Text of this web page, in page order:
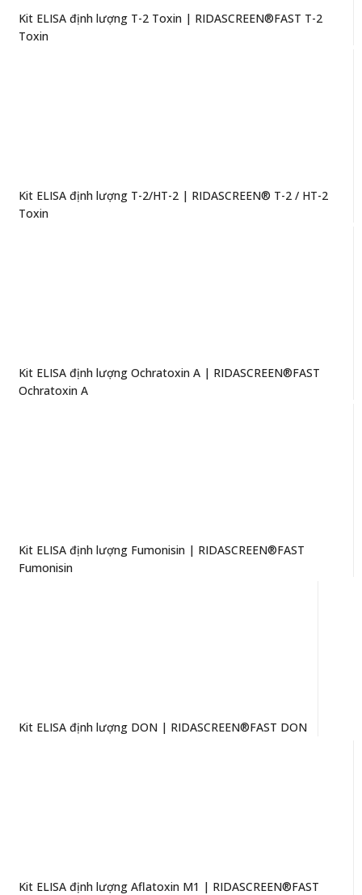
Kit ELISA định lượng T-2 Toxin | RIDASCREEN®FAST T-2
Toxin
Kit ELISA định lượng T-2/HT-2 | RIDASCREEN® T-2 / HT-2
Toxin
Kit ELISA định lượng Ochratoxin A | RIDASCREEN®FAST
Ochratoxin A
Kit ELISA định lượng Fumonisin | RIDASCREEN®FAST
Fumonisin
Kit ELISA định lượng DON | RIDASCREEN®FAST DON
Kit ELISA định lượng Aflatoxin M1 | RIDASCREEN®FAST